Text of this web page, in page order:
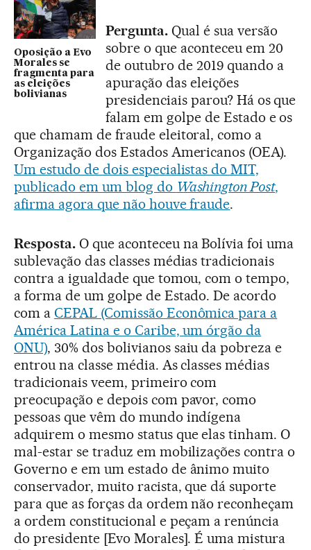
Oposição a Evo
Morales se
fragmenta para
as eleições
bolivianas
Pergunta.Qual é sua versão
sobre o que aconteceu em 20
de outubro de 2019 quando a
apuração das eleições
presidenciais parou? Há os que
falam em golpe de Estado e os
que chamam de fraude eleitoral, como a
Organização dos Estados Americanos (OEA).
Um estudo de dois especialistas do MIT,
publicado em um blog do Washington Post,
afirma agora que não houve fraude.
Resposta.O que aconteceu na Bolívia foi uma
sublevação das classes médias tradicionais
contra a igualdade que tomou, com o tempo,
a forma de um golpe de Estado. De acordo
com a CEPAL (Comissão Econômica para a
América Latina e o Caribe, um órgão da
ONU), 30% dos bolivianos saiu da pobreza e
entrou na classe média. As classes médias
tradicionais veem, primeiro com
preocupação e depois com pavor, como
pessoas que vêm do mundo indígena
adquirem o mesmo status que elas tinham. O
mal-estar se traduz em mobilizações contra o
Governo e em um estado de ânimo muito
conservador, muito racista, que dá suporte
para que as forças da ordem não reconheçam
a ordem constitucional e peçam a renúncia
do presidente [Evo Morales]. É uma mistura